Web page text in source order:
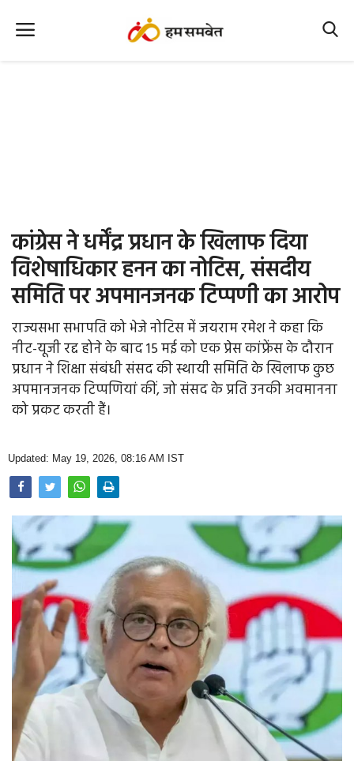
Office Office
Political Gossips
Farm & Food
Opinion
Health & Lifestyle
Home
कांग्रेस ने धर्मेंद्र प्रधान के खिलाफ दिया
विशेषाधिकार हनन का नोटिस, संसदीय
समिति पर अपमानजनक टिप्पणी का आरोप
राज्यसभा सभापति को भेजे नोटिस में जयराम रमेश ने कहा कि
नीट-यूजी रद्द होने के बाद 15 मई को एक प्रेस कांफ्रेंस के दौरान
प्रधान ने शिक्षा संबंधी संसद की स्थायी समिति के खिलाफ कुछ
अपमानजनक टिप्पणियां कीं, जो संसद के प्रति उनकी अवमानना
को प्रकट करती हैं।
Updated: May 19, 2026, 08:16 AM IST